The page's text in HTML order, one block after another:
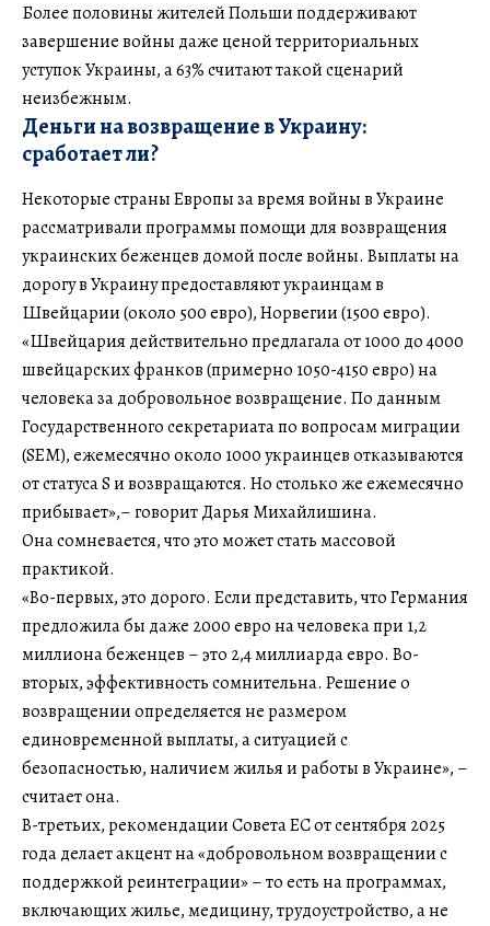
Более половины жителей Польши поддерживают
завершение войны даже ценой территориальных
уступок Украины, а 63% считают такой сценарий
неизбежным.
Деньги на возвращение в Украину:
сработает ли?
Некоторые страны Европы за время войны в Украине
рассматривали программы помощи для возвращения
украинских беженцев домой после войны. Выплаты на
дорогу в Украину предоставляют украинцам в
Швейцарии (около 500 евро), Норвегии (1500 евро).
«Швейцария действительно предлагала от 1000 до 4000
швейцарских франков (примерно 1050-4150 евро) на
человека за добровольное возвращение. По данным
Государственного секретариата по вопросам миграции
(SEM), ежемесячно около 1000 украинцев отказываются
от статуса S и возвращаются. Но столько же ежемесячно
прибывает»,– говорит Дарья Михайлишина.
Она сомневается, что это может стать массовой
практикой.
«Во-первых, это дорого. Если представить, что Германия
предложила бы даже 2000 евро на человека при 1,2
миллиона беженцев – это 2,4 миллиарда евро. Во-
вторых, эффективность сомнительна. Решение о
возвращении определяется не размером
единовременной выплаты, а ситуацией с
безопасностью, наличием жилья и работы в Украине», –
считает она.
В-третьих, рекомендации Совета ЕС от сентября 2025
года делает акцент на «добровольном возвращении с
поддержкой реинтеграции» – то есть на программах,
включающих жилье, медицину, трудоустройство, а не